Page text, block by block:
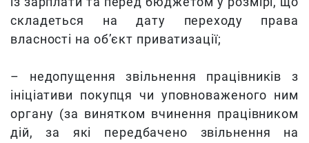
складеться на дату переходу права
власності на об’єкт приватизації;
– недопущення звільнення працівників з
ініціативи покупця чи уповноваженого ним
органу (за винятком вчинення працівником
дій, за які передбачено звільнення на